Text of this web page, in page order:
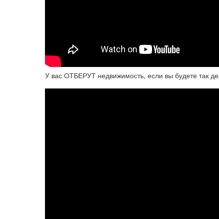
У вас ОТБЕРУТ недвижимость, если вы будете так